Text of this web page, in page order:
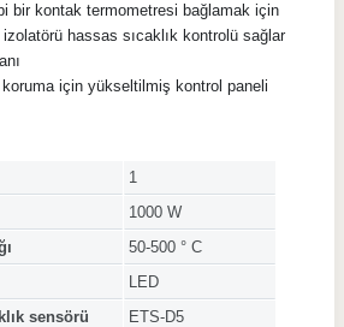
bir kontak termometresi bağlamak için
hassas sıcaklık kontrolü sağlar
koruma için yükseltilmiş kontrol paneli
1
1000 W
50-500 ° C
LED
sensörü
ETS-D5